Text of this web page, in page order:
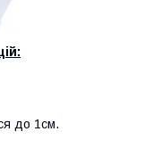
до 1см.